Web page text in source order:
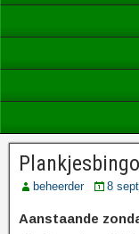
beheerder 8
Aanstaande